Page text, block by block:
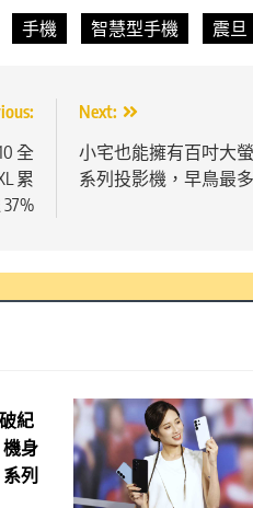
手機 智慧型手機 震旦
全
累
Next:
小宅也能擁有百吋大螢
系列投影機，早鳥最
紀
身
列